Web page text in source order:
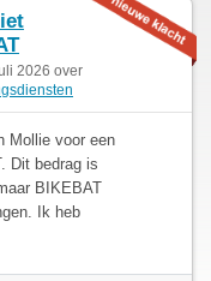
2026 over
Mollie voor een
Dit bedrag is
BIKEBAT
Ik heb